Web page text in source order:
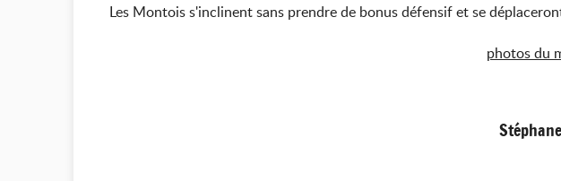
Les Montois s'inclinent sans prendre de bonus défensif et se
photos du